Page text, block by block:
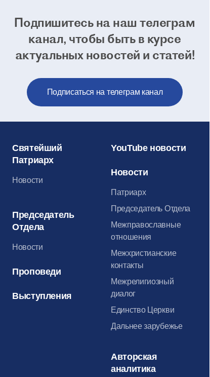
Подпишитесь на наш телеграм
канал, чтобы быть в курсе
актуальных новостей и статей!
Подписаться на телеграм канал
Святейший
Патриарх
Новости
Председатель
Отдела
Новости
Проповеди
Выступления
YouTube новости
Новости
Патриарх
Председатель Отдела
Межправославные
отношения
Межхристианские
контакты
Межрелигиозный
диалог
Единство Церкви
Дальнее зарубежье
Авторская
аналитика